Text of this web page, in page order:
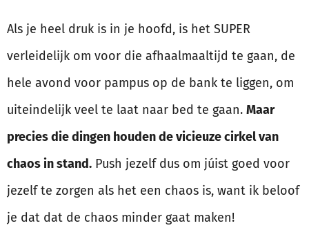
Als je heel druk is in je hoofd, is het SUPER
verleidelijk om voor die afhaalmaaltijd te gaan, de
hele avond voor pampus op de bank te liggen, om
uiteindelijk veel te laat naar bed te gaan. Maar
precies die dingen houden de vicieuze cirkel van
chaos in stand. Push jezelf dus om júist goed voor
jezelf te zorgen als het een chaos is, want ik beloof
je dat dat de chaos minder gaat maken!